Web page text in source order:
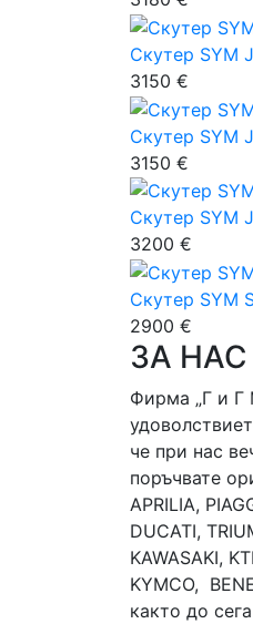
Скутер SYM
3150 €
Скутер SYM
3150 €
Скутер SYM
3200 €
Скутер SYM
2900 €
ЗА НАС
Фирма „Г и
че при нас
поръчвате
APRILIA,
DUCATI,
KAWASAKI,
KYMCO,
както до сега